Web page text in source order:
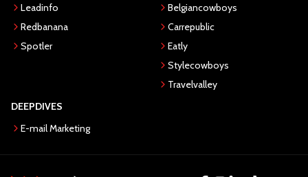
Leadinfo
Redbanana
Spotler
Belgiancowboys
Carrepublic
Eatly
Stylecowboys
Travelvalley
DEEPDIVES
E-mail Marketing